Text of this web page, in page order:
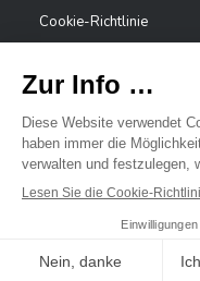
Cookie-Richtlinie
Erklärung zur
Meldesystem –
©2026 Alle